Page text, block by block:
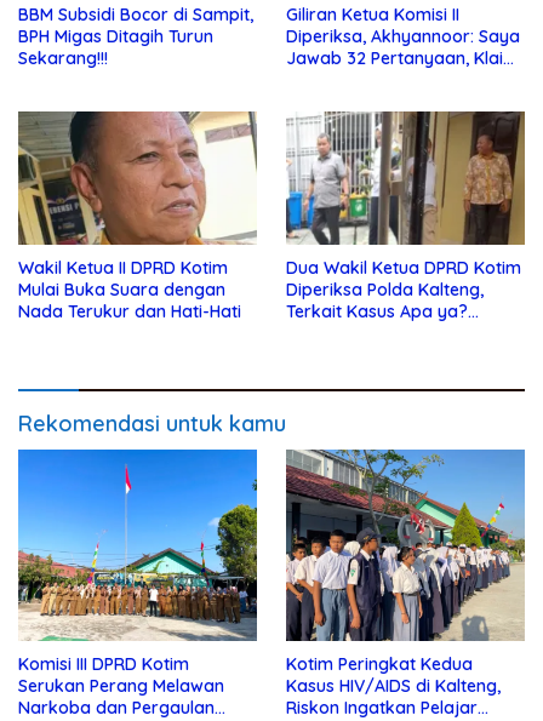
BBM Subsidi Bocor di Sampit,
BPH Migas Ditagih Turun
Sekarang!!!
Giliran Ketua Komisi II
Diperiksa, Akhyannoor: Saya
Jawab 32 Pertanyaan, Klaim
Wakil Ketua II DPRD Kotim
Mulai Buka Suara dengan
Nada Terukur dan Hati-Hati
Dua Wakil Ketua DPRD Kotim
Diperiksa Polda Kalteng,
Terkait Kasus Apa ya?…
Rekomendasi untuk kamu
Komisi III DPRD Kotim
Serukan Perang Melawan
Narkoba dan Pergaulan
Kotim Peringkat Kedua
Kasus HIV/AIDS di Kalteng,
Riskon Ingatkan Pelajar